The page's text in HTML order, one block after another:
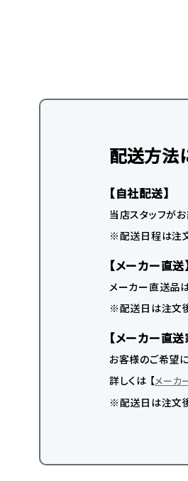
配送方法
【自社配送】
当店スタッフが
※配送日程は注
【メーカー直送
メーカー直送品
※配送日は注文
【メーカー直
お客様のご希望
詳しくは 【メーカ
※配送日は注文